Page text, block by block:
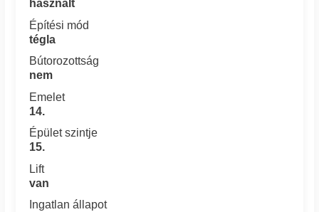
használt
Építési mód
tégla
Bútorozottság
nem
Emelet
14.
Épület szintje
15.
Lift
van
Ingatlan állapot